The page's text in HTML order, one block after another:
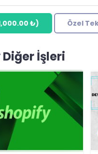
₺) Özel
İşleri